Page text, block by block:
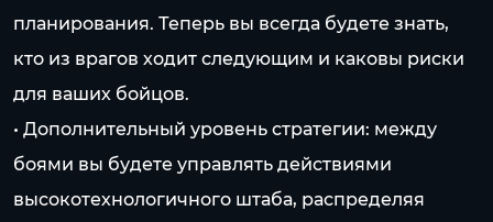
планирования. Теперь вы всегда будете знать,
кто из врагов ходит следующим и каковы риски
для ваших бойцов.
• Дополнительный уровень стратегии: между
боями вы будете управлять действиями
высокотехнологичного штаба, распределяя